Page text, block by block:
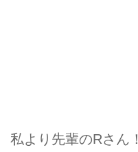
私より先輩のRさん！